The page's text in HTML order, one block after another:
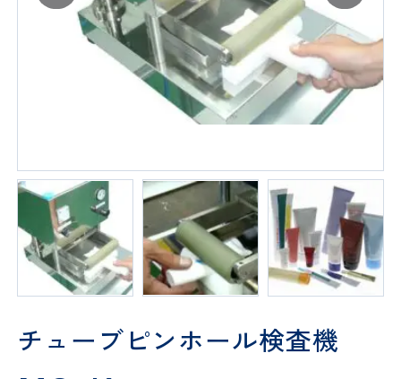
チューブピンホール検査機